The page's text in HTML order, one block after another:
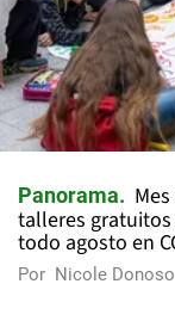
Panorama
talleres
todo agosto en
Por Nicole Donoso